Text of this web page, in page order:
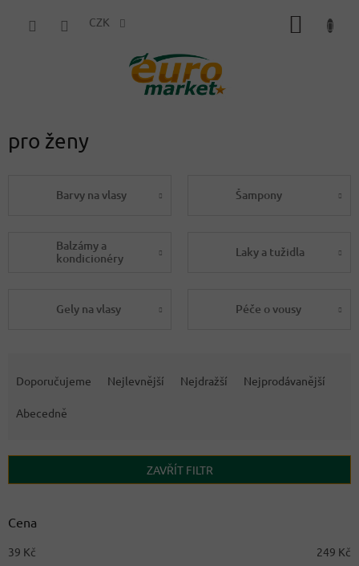
CZK
pro ženy
Barvy na vlasy Šampony
Balzámy a
kondicionéry
Laky a tužidla
Gely na vlasy Péče o vousy
r
d
k
Doporučujeme Nejlevnější Nejdražší Nejprodávanější
Abecedně
ZAVŘÍT FILTR
Cena
39 Kč 249 Kč